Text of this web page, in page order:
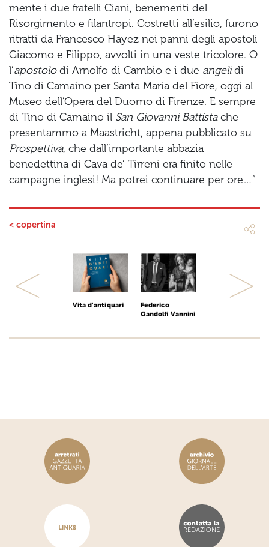
mente i due fratelli Ciani, benemeriti del
Risorgimento e filantropi. Costretti all’esilio, furono
ritratti da Francesco Hayez nei panni degli apostoli
Giacomo e Filippo, avvolti in una veste tricolore. O
l’apostolodi Arnolfo di Cambio e i due angelidi
Tino di Camaino per Santa Maria del Fiore, oggi al
Museo dell’Opera del Duomo di Firenze. E sempre
di Tino di Camaino il San Giovanni Battistache
presentammo a Maastricht, appena pubblicato su
Prospettiva, che dall’importante abbazia
benedettina di Cava de’ Tirreni era finito nelle
campagne inglesi! Ma potrei continuare per ore…”
< copertina
Vita d'antiquari Federico
Gandolfi Vannini
Previous Next